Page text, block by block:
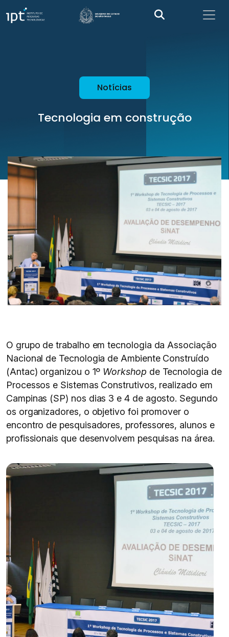
Notícias
Tecnologia em construção
O grupo de trabalho em tecnologia da Associação
Nacional de Tecnologia de Ambiente Construído
(Antac) organizou o 1º Workshop de Tecnologia de
Processos e Sistemas Construtivos, realizado em
Campinas (SP) nos dias 3 e 4 de agosto. Segundo
os organizadores, o objetivo foi promover o
encontro de pesquisadores, professores, alunos e
profissionais que desenvolvem pesquisas na área.